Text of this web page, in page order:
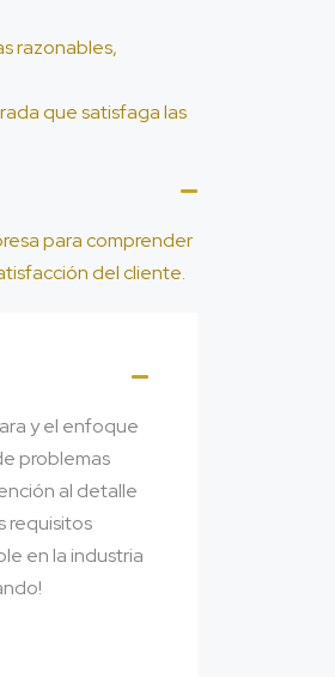
razonables,
que satisfaga las
para comprender
del cliente.
y el enfoque
problemas
al detalle
requisitos
en la industria